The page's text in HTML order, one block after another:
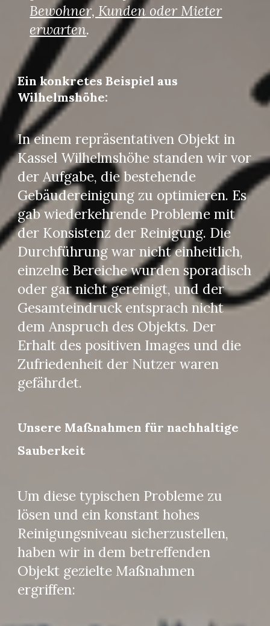
Bewohner, Kunden oder Mieter
erwarten.
Ein konkretes Beispiel aus
Wilhelmshöhe:
In einem repräsentativen Objekt in
Kassel Wilhelmshöhe standen wir vor
der Aufgabe, die bestehende
Gebäudereinigung zu optimieren. Es
gab wiederkehrende Probleme mit
der Konsistenz der Reinigung. Die
Durchführung war nicht einheitlich,
einzelne Bereiche wurden sporadisch
oder gar nicht gereinigt, und der
Gesamteindruck entsprach nicht
dem Anspruch des Objekts. Der
Erhalt des positiven Images und die
Zufriedenheit der Nutzer waren
gefährdet.
Unsere Maßnahmen für nachhaltige
Sauberkeit
Um diese typischen Probleme zu
lösen und ein konstant hohes
Reinigungsniveau sicherzustellen,
haben wir in dem betreffenden
Objekt gezielte Maßnahmen
ergriffen: